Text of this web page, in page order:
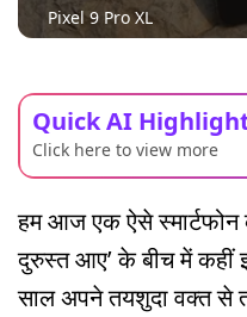
Pixel 9 Pro XL
Quick AI
Click here to view more
हम आज एक ऐसे स्मार्टफोन
दुरुस्त आए’ के बीच में कहीं
साल अपने तयशुदा वक्त से